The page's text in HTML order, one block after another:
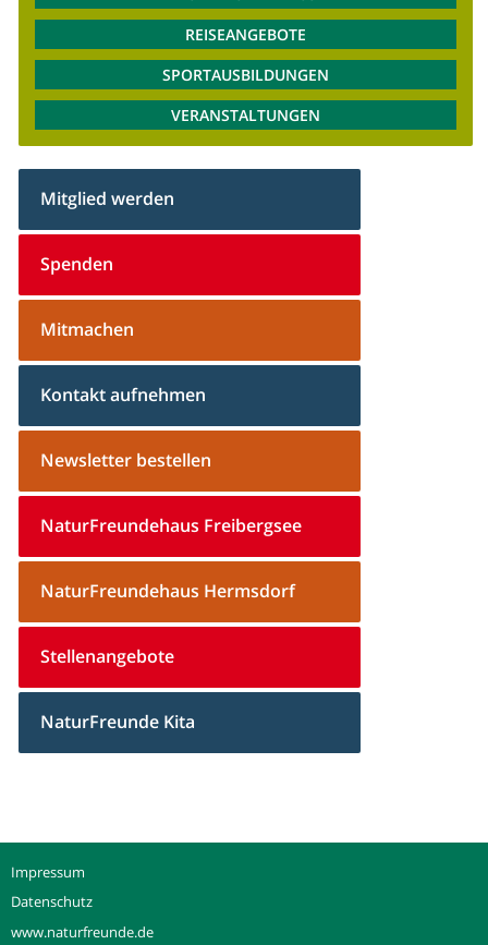
REISEANGEBOTE
SPORTAUSBILDUNGEN
VERANSTALTUNGEN
Mitglied werden
Spenden
Mitmachen
Kontakt aufnehmen
Newsletter bestellen
NaturFreundehaus Freibergsee
NaturFreundehaus Hermsdorf
Stellenangebote
NaturFreunde Kita
Impressum
Datenschutz
www.naturfreunde.de